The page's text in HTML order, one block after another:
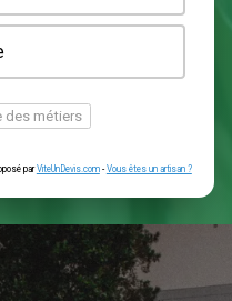
(type greenup)
prise
pas encore
Autre